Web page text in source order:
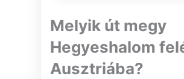
Melyik út megy
Hegyeshalom
Ausztriába?